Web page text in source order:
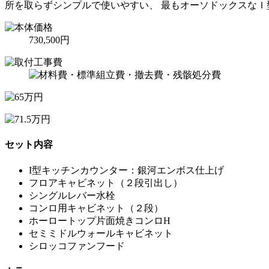
所を取らずシンプルで使いやすい、 最もオーソドックスなＩ
730,500円
セット内容
I型キッチンカウンター：銀河エンボス仕上げ
フロアキャビネット（２段引出し）
シングルレバー水栓
コンロ用キャビネット（２段）
ホーロートップ片面焼きコンロH
セミミドルウォールキャビネット
シロッコファンフード